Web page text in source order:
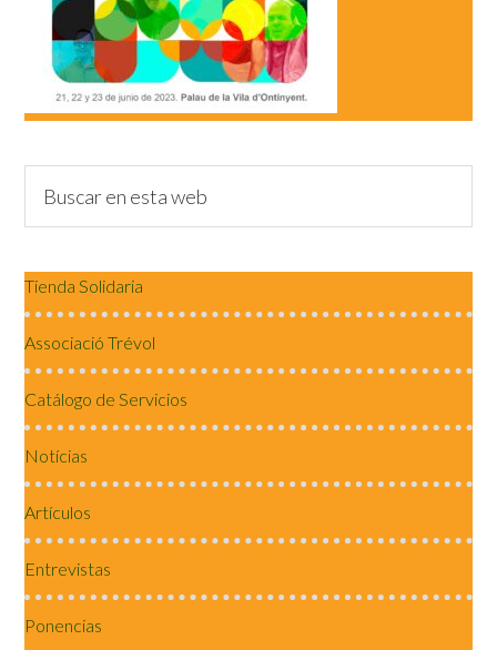
Tienda Solidaria
Associació Trévol
Catálogo de Servicios
Notícias
Artículos
Entrevistas
Ponencias